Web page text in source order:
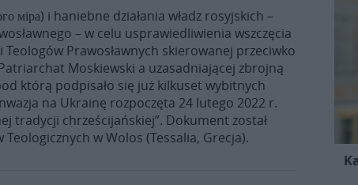
міра) i haniebne działania władz rosyjskich –
– w celu usprawiedliwienia wszczęcia
Prawosławnych skierowanej przeciwko
Moskiewski a uzasadniającej zbrojną
którą podpisało się już kilkuset wybitnych
na Ukrainę rozpoczęta 24 lutego 2022 r.
tradycji chrześcijańskiej”. Dokument został
w Wolos (Tessalia, Grecja).